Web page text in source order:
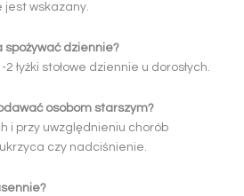
wskazany.
spożywać dziennie?
łyżki stołowe dziennie u dorosłych.
osobom starszym?
i przy uwzględnieniu chorób
czy nadciśnienie.